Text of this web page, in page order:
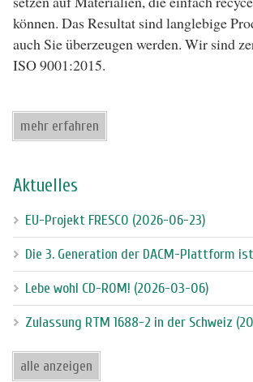
können. Das Resultat sind langlebige
auch Sie überzeugen werden. Wir sind
ISO 9001:2015.
mehr erfahren
Aktuelles
EU-Projekt FRESCO (2026-06-23)
Die 3. Generation der DACM-Plattform
Lebe wohl CD-ROM! (2026-03-06)
Zulassung RTM 1688-2 in der Schweiz
alle anzeigen